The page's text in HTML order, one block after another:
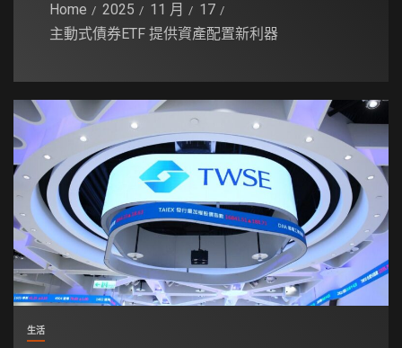
Home 2025 11 月
17
主動式債券ETF 提供資產配置新利器
生活